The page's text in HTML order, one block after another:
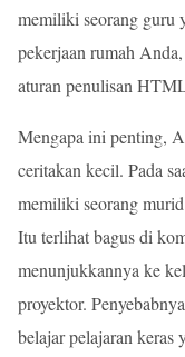
memiliki seorang guru
pekerjaan rumah
aturan penulisan
Mengapa ini penting,
ceritakan kecil. Pada
memiliki seorang
Itu terlihat bagus di
menunjukkannya ke
proyektor.
belajar pelajaran keras